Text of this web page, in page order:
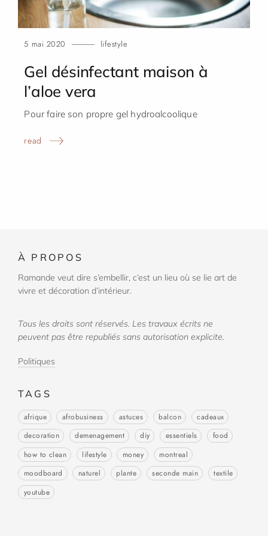
5 mai 2020 lifestyle
Gel désinfectant maison à
l’aloe vera
Pour faire son propre gel hydroalcoolique
read
À PROPOS
Ramande veut dire s’embellir, c’est un lieu où se lie art de
vivre et décoration d’intérieur.
Tous les droits sont réservés. Les travaux écrits ne
peuvent pas être republiés sans autorisation explicite.
Politiques
TAGS
afrique afrobusiness astuces balcon
cadeaux
decoration
demenagement diy essentiels
food
how to clean
lifestyle money
montreal
moodboard
naturel plante seconde main
textile
youtube